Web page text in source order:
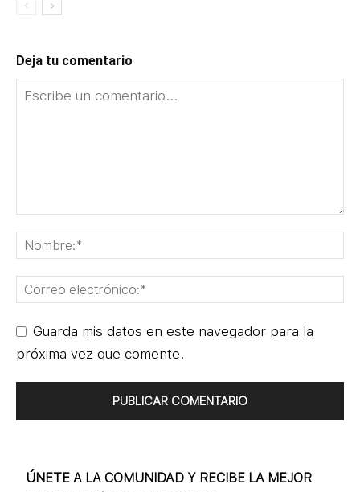
Deja tu comentario
Guarda mis datos en este navegador para la
próxima vez que comente.
ÚNETE A LA COMUNIDAD Y RECIBE LA MEJOR